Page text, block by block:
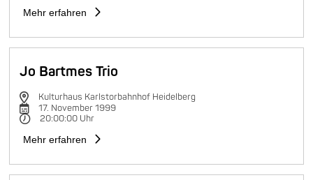
Mehr erfahren
Jo Bartmes Trio
Kulturhaus Karlstorbahnhof Heidelberg
17. November 1999
20:00:00 Uhr
Mehr erfahren